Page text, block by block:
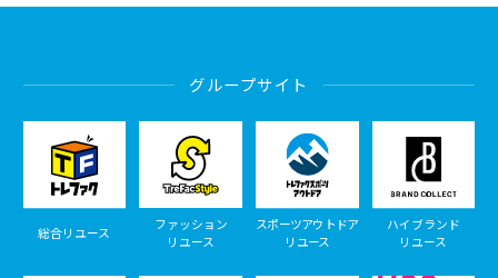
グループサイト
総合リユース
ファッション
リユース
スポーツアウトドア
リユース
ハイブランド
リユース